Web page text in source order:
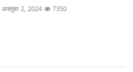
अक्तूबर 2, 2024 7350